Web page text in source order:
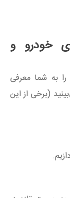
خودرو و
به شما معرفی
(برخی از این